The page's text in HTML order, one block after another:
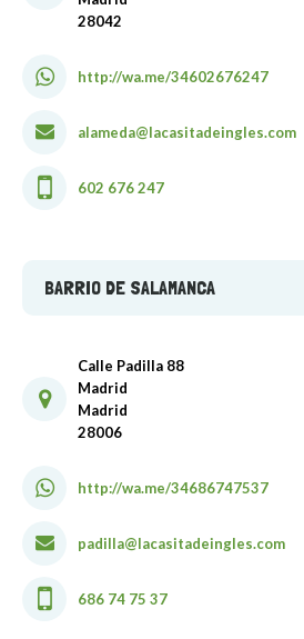
28042
http://wa.me/34602676247
alameda@lacasitadeingles.com
602 676 247
BARRIO DE SALAMANCA
Calle Padilla 88
Madrid
Madrid
28006
http://wa.me/34686747537
padilla@lacasitadeingles.com
686 74 75 37